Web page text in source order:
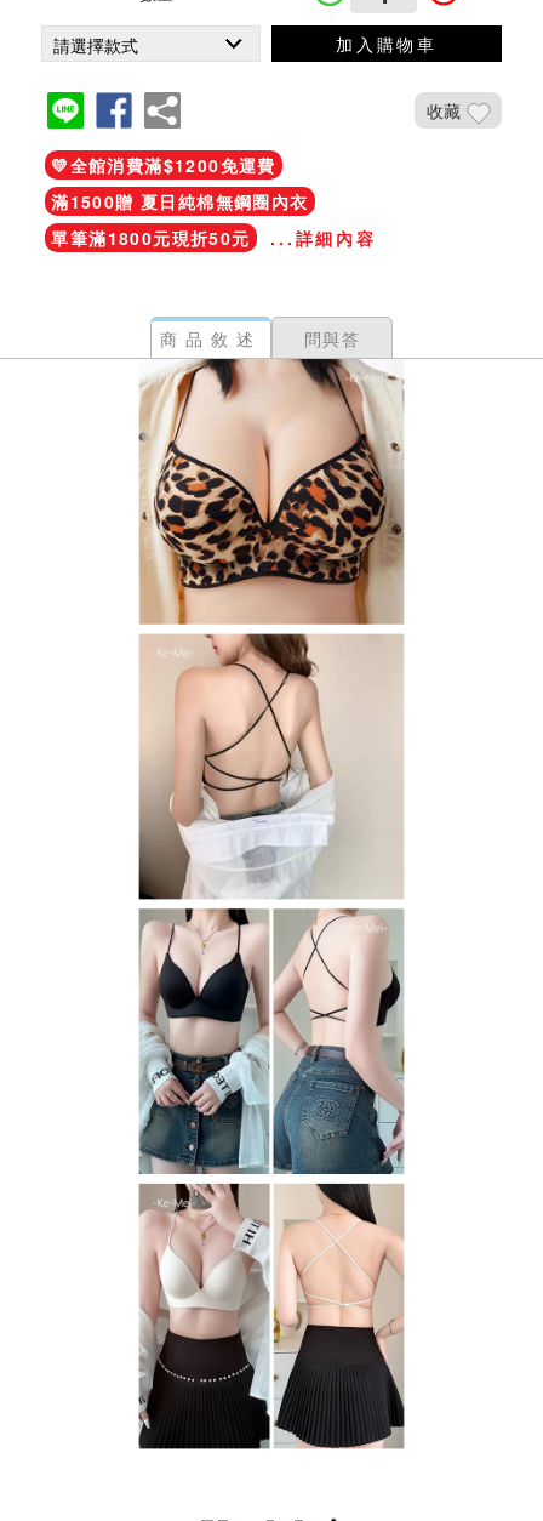
加入購物車
收藏
💛全館消費滿$1200免運費
滿1500贈 夏日純棉無鋼圈內衣
單筆滿1800元現折50元
...詳細內容
商品敘述 問與答